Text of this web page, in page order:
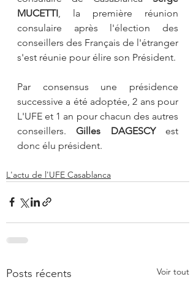
MUCETTI , la première réunion
consulaire après l'élection des
conseillers des Français de l'étranger
s'est réunie pour élire son Président.
Par consensus une présidence
successive a été adoptée, 2 ans pour
L'UFE et 1 an pour chacun des autres
conseillers. Gilles DAGESCY est
donc élu président.
L'actu de l'UFE Casablanca
Posts récents Voir tout